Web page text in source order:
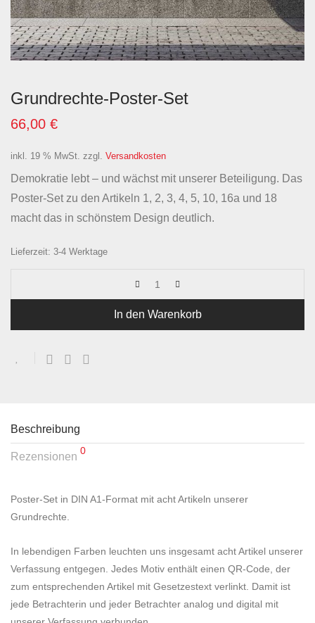
Grundrechte-Poster-Set
66,00 €
inkl. 19 % MwSt. zzgl. Versandkosten
Demokratie lebt – und wächst mit unserer Beteiligung. Das
Poster-Set zu den Artikeln 1, 2, 3, 4, 5, 10, 16a und 18
macht das in schönstem Design deutlich.
Lieferzeit: 3-4 Werktage
In den Warenkorb
Beschreibung
Rezensionen 0
Poster-Set in DIN A1-Format mit acht Artikeln unserer
Grundrechte.
In lebendigen Farben leuchten uns insgesamt acht Artikel unserer
Verfassung entgegen. Jedes Motiv enthält einen QR-Code, der
zum entsprechenden Artikel mit Gesetzestext verlinkt. Damit ist
jede Betrachterin und jeder Betrachter analog und digital mit